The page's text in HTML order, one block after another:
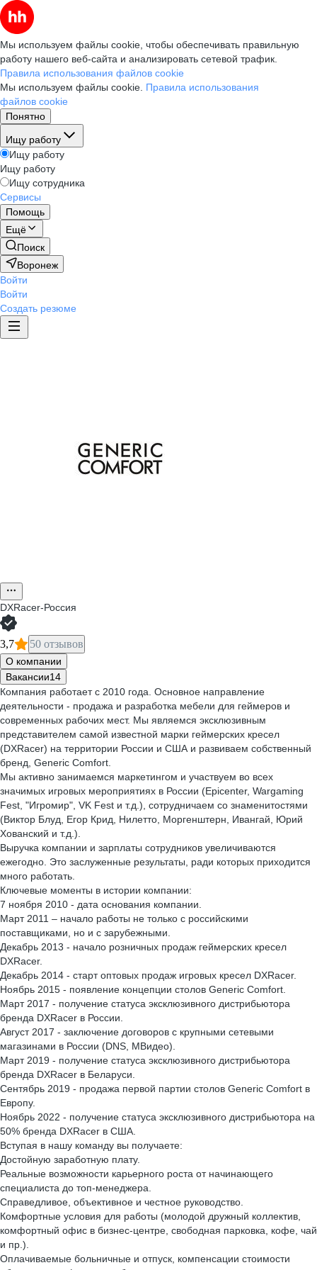
Мы используем файлы cookie, чтобы обеспечивать правильную
работу нашего веб-сайта и анализировать сетевой трафик.
Правила использования файлов cookie
Мы используем файлы cookie. Правила использования
файлов cookie
Понятно
Ищу работу
Ищу работу
Ищу работу
Ищу сотрудника
Сервисы
Помощь
Ещё
Поиск
Воронеж
Войти
Войти
Создать резюме
DXRacer-Россия
3,7 50 отзывов
О компании
Вакансии14
Компания работает с 2010 года. Основное направление
деятельности - продажа и разработка мебели для геймеров и
современных рабочих мест. Мы являемся эксклюзивным
представителем самой известной марки геймерских кресел
(DXRacer) на территории России и США и развиваем собственный
бренд, Generic Comfort.
Мы активно занимаемся маркетингом и участвуем во всех
значимых игровых мероприятиях в России (Epicenter, Wargaming
Fest, "Игромир", VK Fest и т.д.), сотрудничаем со знаменитостями
(Виктор Блуд, Егор Крид, Нилетто, Моргенштерн, Ивангай, Юрий
Хованский и т.д.).
Выручка компании и зарплаты сотрудников увеличиваются
ежегодно. Это заслуженные результаты, ради которых приходится
много работать.
Ключевые моменты в истории компании:
7 ноября 2010 - дата основания компании.
Март 2011 – начало работы не только с российскими
поставщиками, но и с зарубежными.
Декабрь 2013 - начало розничных продаж геймерских кресел
DXRacer.
Декабрь 2014 - старт оптовых продаж игровых кресел DXRacer.
Ноябрь 2015 - появление концепции столов Generic Comfort.
Март 2017 - получение статуса эксклюзивного дистрибьютора
бренда DXRacer в России.
Август 2017 - заключение договоров с крупными сетевыми
магазинами в России (DNS, MВидео).
Март 2019 - получение статуса эксклюзивного дистрибьютора
бренда DXRacer в Беларуси.
Сентябрь 2019 - продажа первой партии столов Generic Comfort в
Европу.​​
Ноябрь 2022 - получение статуса эксклюзивного дистрибьютора на
50% бренда DXRacer в США.
Вступая в нашу команду вы получаете:​
Достойную заработную плату.
Реальные возможности карьерного роста от начинающего
специалиста до топ-менеджера.
Справедливое, объективное и честное руководство.
Комфортные условия для работы (молодой дружный коллектив,
комфортный офис в бизнес-центре, свободная парковка, кофе, чай
и пр.).
Оплачиваемые больничные и отпуск, компенсации стоимости